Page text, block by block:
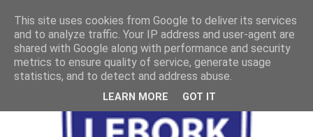
This site uses cookies from Google to deliver its services
and to analyze traffic. Your IP address and user-agent are
shared with Google along with performance and security
metrics to ensure quality of service, generate usage
statistics, and to detect and address abuse.
LEARN MORE GOT IT